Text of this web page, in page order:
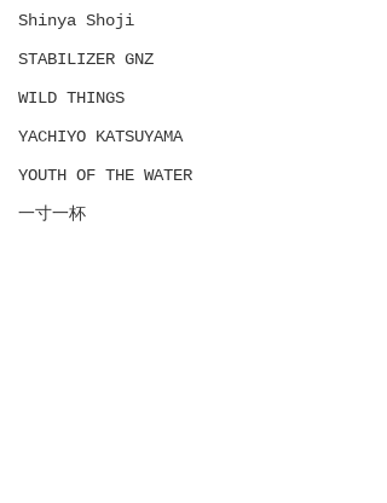
Shinya Shoji
STABILIZER GNZ
WILD THINGS
YACHIYO KATSUYAMA
YOUTH OF THE WATER
一寸一杯